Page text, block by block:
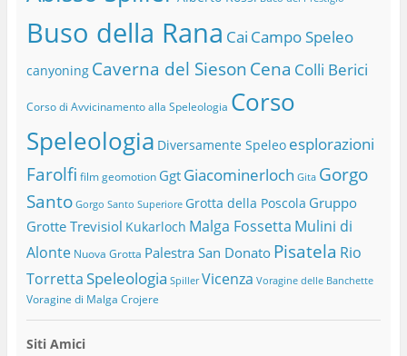
Buso della Rana Cai Campo Speleo
canyoning Caverna del Sieson Cena Colli Berici
Corso di Avvicinamento alla Speleologia Corso
Speleologia Diversamente Speleo esplorazioni
Farolfi film geomotion Ggt Giacominerloch Gita Gorgo
Santo Gorgo Santo Superiore Grotta della Poscola Gruppo
Grotte Trevisiol Kukarloch Malga Fossetta Mulini di
Alonte Nuova Grotta Palestra San Donato Pisatela Rio
TorrettaSpeleologia Spiller Vicenza Voragine delle Banchette
Voragine di Malga Crojere
Siti Amici